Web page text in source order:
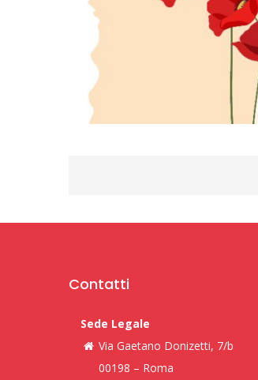
Contatti
Sede Legale
Via Gaetano Donizetti, 7/b
00198 – Roma